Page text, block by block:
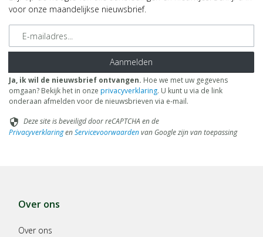
voor onze maandelijkse nieuwsbrief.
E-mailadres
Aanmelden
Ja, ik wil de nieuwsbrief ontvangen. Hoe we met uw gegevens
omgaan? Bekijk het in onze privacyverklaring. U kunt u via de link
onderaan afmelden voor de nieuwsbrieven via e-mail.
security Deze site is beveiligd door reCAPTCHA en de
PrivacyverklaringenServicevoorwaardenvan Google zijn van toepassing
Over ons
Over ons